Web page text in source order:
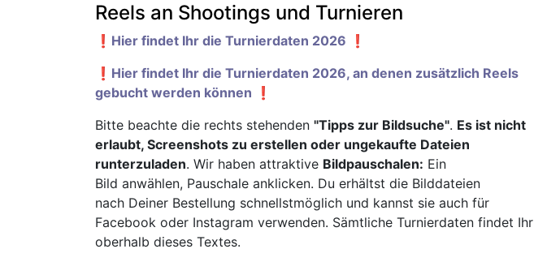
Reels an Shootings und Turnieren
❗️Hier findet Ihr die Turnierdaten 2026 ❗️
❗️Hier findet Ihr die Turnierdaten 2026, an denen zusätzlich Reels
gebucht werden können ❗️
Bitte beachte die rechts stehenden "Tipps zur Bildsuche". Es ist nicht
erlaubt, Screenshots zu erstellen oder ungekaufte Dateien
runterzuladen. Wir haben attraktive Bildpauschalen: Ein
Bild anwählen, Pauschale anklicken. Du erhältst die Bilddateien
nach Deiner Bestellung schnellstmöglich und kannst sie auch für
Facebook oder Instagram verwenden. Sämtliche Turnierdaten findet Ihr
oberhalb dieses Textes.